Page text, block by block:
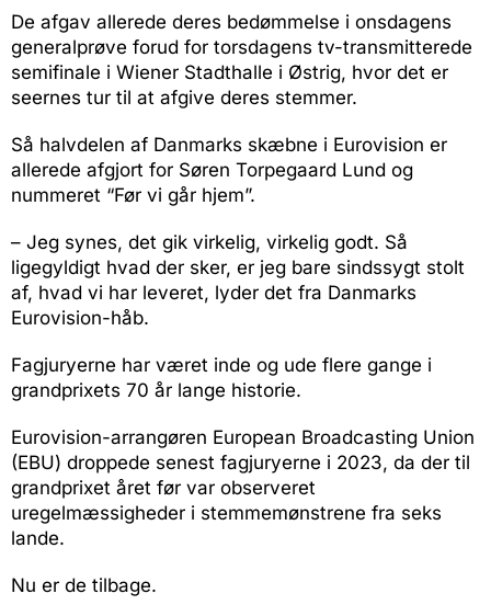
De afgav allerede deres bedømmelse i onsdagens
generalprøve forud for torsdagens tv-transmitterede
semifinale i Wiener Stadthalle i Østrig, hvor det er
seernes tur til at afgive deres stemmer.
Så halvdelen af Danmarks skæbne i Eurovision er
allerede afgjort for Søren Torpegaard Lund og
nummeret “Før vi går hjem”.
– Jeg synes, det gik virkelig, virkelig godt. Så
ligegyldigt hvad der sker, er jeg bare sindssygt stolt
af, hvad vi har leveret, lyder det fra Danmarks
Eurovision-håb.
Fagjuryerne har været inde og ude flere gange i
grandprixets 70 år lange historie.
Eurovision-arrangøren European Broadcasting Union
(EBU) droppede senest fagjuryerne i 2023, da der til
grandprixet året før var observeret
uregelmæssigheder i stemmemønstrene fra seks
lande.
Nu er de tilbage.